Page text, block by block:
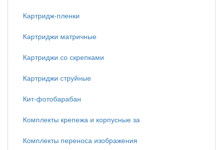
Картридж-пленки
Картриджи матричные
Картриджи со скрепками
Картриджи струйные
Кит-фотобарабан
Комплекты крепежа и корпусные за
Комплекты переноса изображения